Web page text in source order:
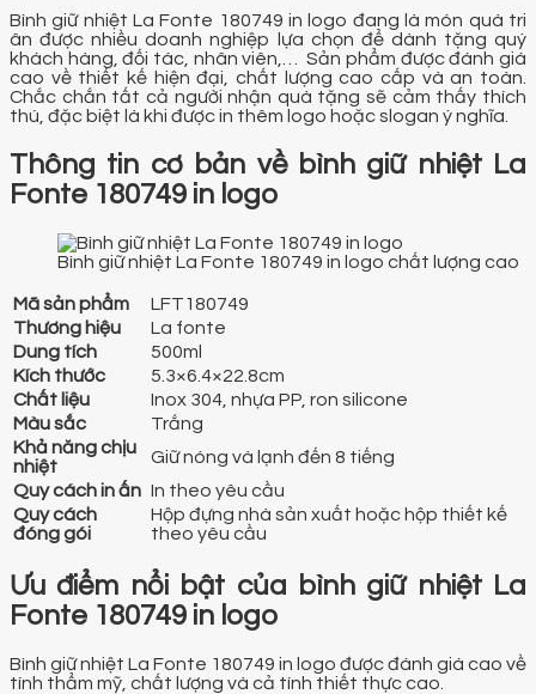
Bình giữ nhiệt La Fonte 180749 in logo đang là món quà tri
ân được nhiều doanh nghiệp lựa chọn để dành tặng quý
khách hàng, đối tác, nhân viên,… Sản phẩm được đánh giá
cao về thiết kế hiện đại, chất lượng cao cấp và an toàn.
Chắc chắn tất cả người nhận quà tặng sẽ cảm thấy thích
thú, đặc biệt là khi được in thêm logo hoặc slogan ý nghĩa.
Thông tin cơ bản về bình giữ nhiệt La
Fonte 180749 in logo
Bình giữ nhiệt La Fonte 180749 in logo chất lượng cao
Mã sản phẩm
LFT180749
Thương hiệu
La fonte
Dung tích
500ml
Kích thước
5.3×6.4×22.8cm
Chất liệu
Inox 304, nhựa PP, ron silicone
Màu sắc
Trắng
Khả năng chịu
nhiệt
Giữ nóng và lạnh đến 8 tiếng
Quy cách in ấn In theo yêu cầu
Quy cách
đóng gói
Hộp đựng nhà sản xuất hoặc hộp thiết kế
theo yêu cầu
Ưu điểm nổi bật của bình giữ nhiệt La
Fonte 180749 in logo
Bình giữ nhiệt La Fonte 180749 in logo được đánh giá cao về
tính thẩm mỹ, chất lượng và cả tính thiết thực cao.